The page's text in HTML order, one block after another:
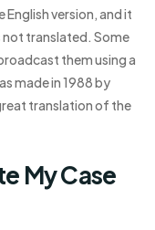
version, and it
not translated. Some
them using a
made in 1988 by
translation of the
My Case